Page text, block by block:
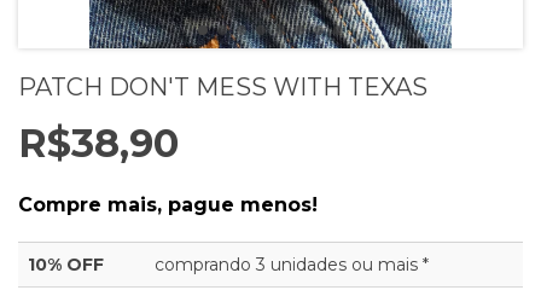
PATCH DON'T MESS WITH TEXAS
R$38,90
Compre mais, pague menos!
10% OFF comprando 3 unidades ou mais *